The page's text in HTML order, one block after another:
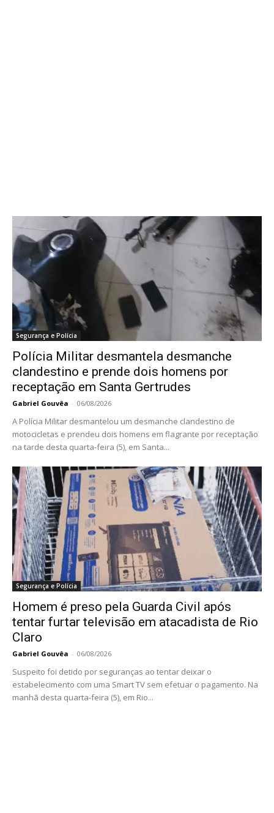
Segurança e Polícia
Polícia Militar desmantela desmanche
clandestino e prende dois homens por
receptação em Santa Gertrudes
Gabriel Gouvêa - 06/08/2026
A Polícia Militar desmantelou um desmanche clandestino de
motocicletas e prendeu dois homens em flagrante por receptação
na tarde desta quarta-feira (5), em Santa...
Segurança e Polícia
Homem é preso pela Guarda Civil após
tentar furtar televisão em atacadista de Rio
Claro
Gabriel Gouvêa - 06/08/2026
Suspeito foi detido por seguranças ao tentar deixar o
estabelecimento com uma Smart TV sem efetuar o pagamento. Na
manhã desta quarta-feira (5), em Rio...